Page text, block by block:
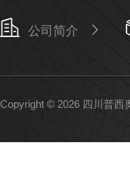
公司简介
Copyright © 2026 四川普